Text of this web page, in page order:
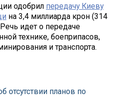
одобрил передачу Киеву
на 3,4 миллиарда крон (314
идет о передаче
технике, боеприпасов,
и транспорта.
отсутствии планов по